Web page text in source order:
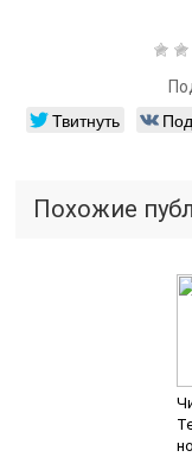
Твитнуть
Похожие